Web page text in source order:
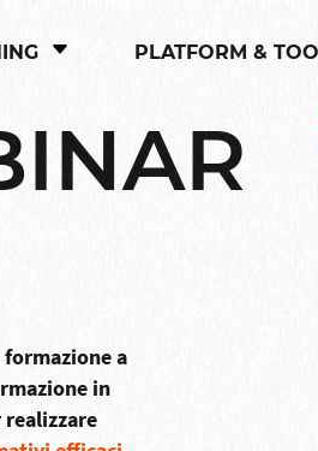
PLATFORM &
a
in
realizzare